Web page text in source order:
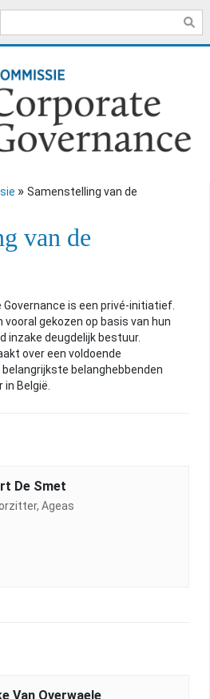
» Samenstelling van de
van de
is een privé-initiatief.
vooral gekozen op basis van hun
inzake deugdelijk bestuur.
over een voldoende
belanghebbenden
België.
De Smet
Ageas
Van Overwaele
2020